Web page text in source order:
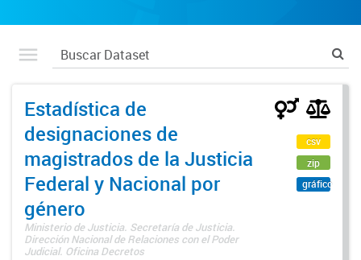
Estadística de
designaciones de
magistrados de la Justicia
Federal y Nacional por
género
Ministerio de Justicia. Secretaría de Justicia.
Dirección Nacional de Relaciones con el Poder
Judicial. Oficina Decretos
csv
zip
gráfico